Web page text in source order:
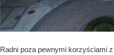
Radni poza pewnymi korzyściami